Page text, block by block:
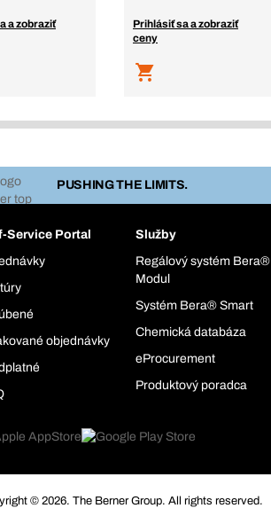
a zobraziť
Prihlásiť sa a zobraziť
ceny
PUSHING THE LIMITS.
Service Portal
objednávky
Služby
Regálový systém Bera®
Modul
Systém Bera® Smart
Chemická databáza
eProcurement
Produktový poradca
© 2026. The Berner Group. All rights reserved.